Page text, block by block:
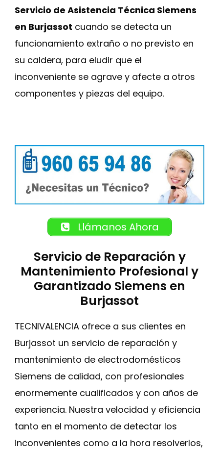
Servicio de Asistencia Técnica Siemens
en Burjassot cuando se detecta un
funcionamiento extraño o no previsto en
su caldera, para eludir que el
inconveniente se agrave y afecte a otros
componentes y piezas del equipo.
Llámanos Ahora
Servicio de Reparación y
Mantenimiento Profesional y
Garantizado Siemens en
Burjassot
TECNIVALENCIA ofrece a sus clientes en
Burjassot un servicio de reparación y
mantenimiento de electrodomésticos
Siemens de calidad, con profesionales
enormemente cualificados y con años de
experiencia. Nuestra velocidad y eficiencia
tanto en el momento de detectar los
inconvenientes como a la hora resolverlos,